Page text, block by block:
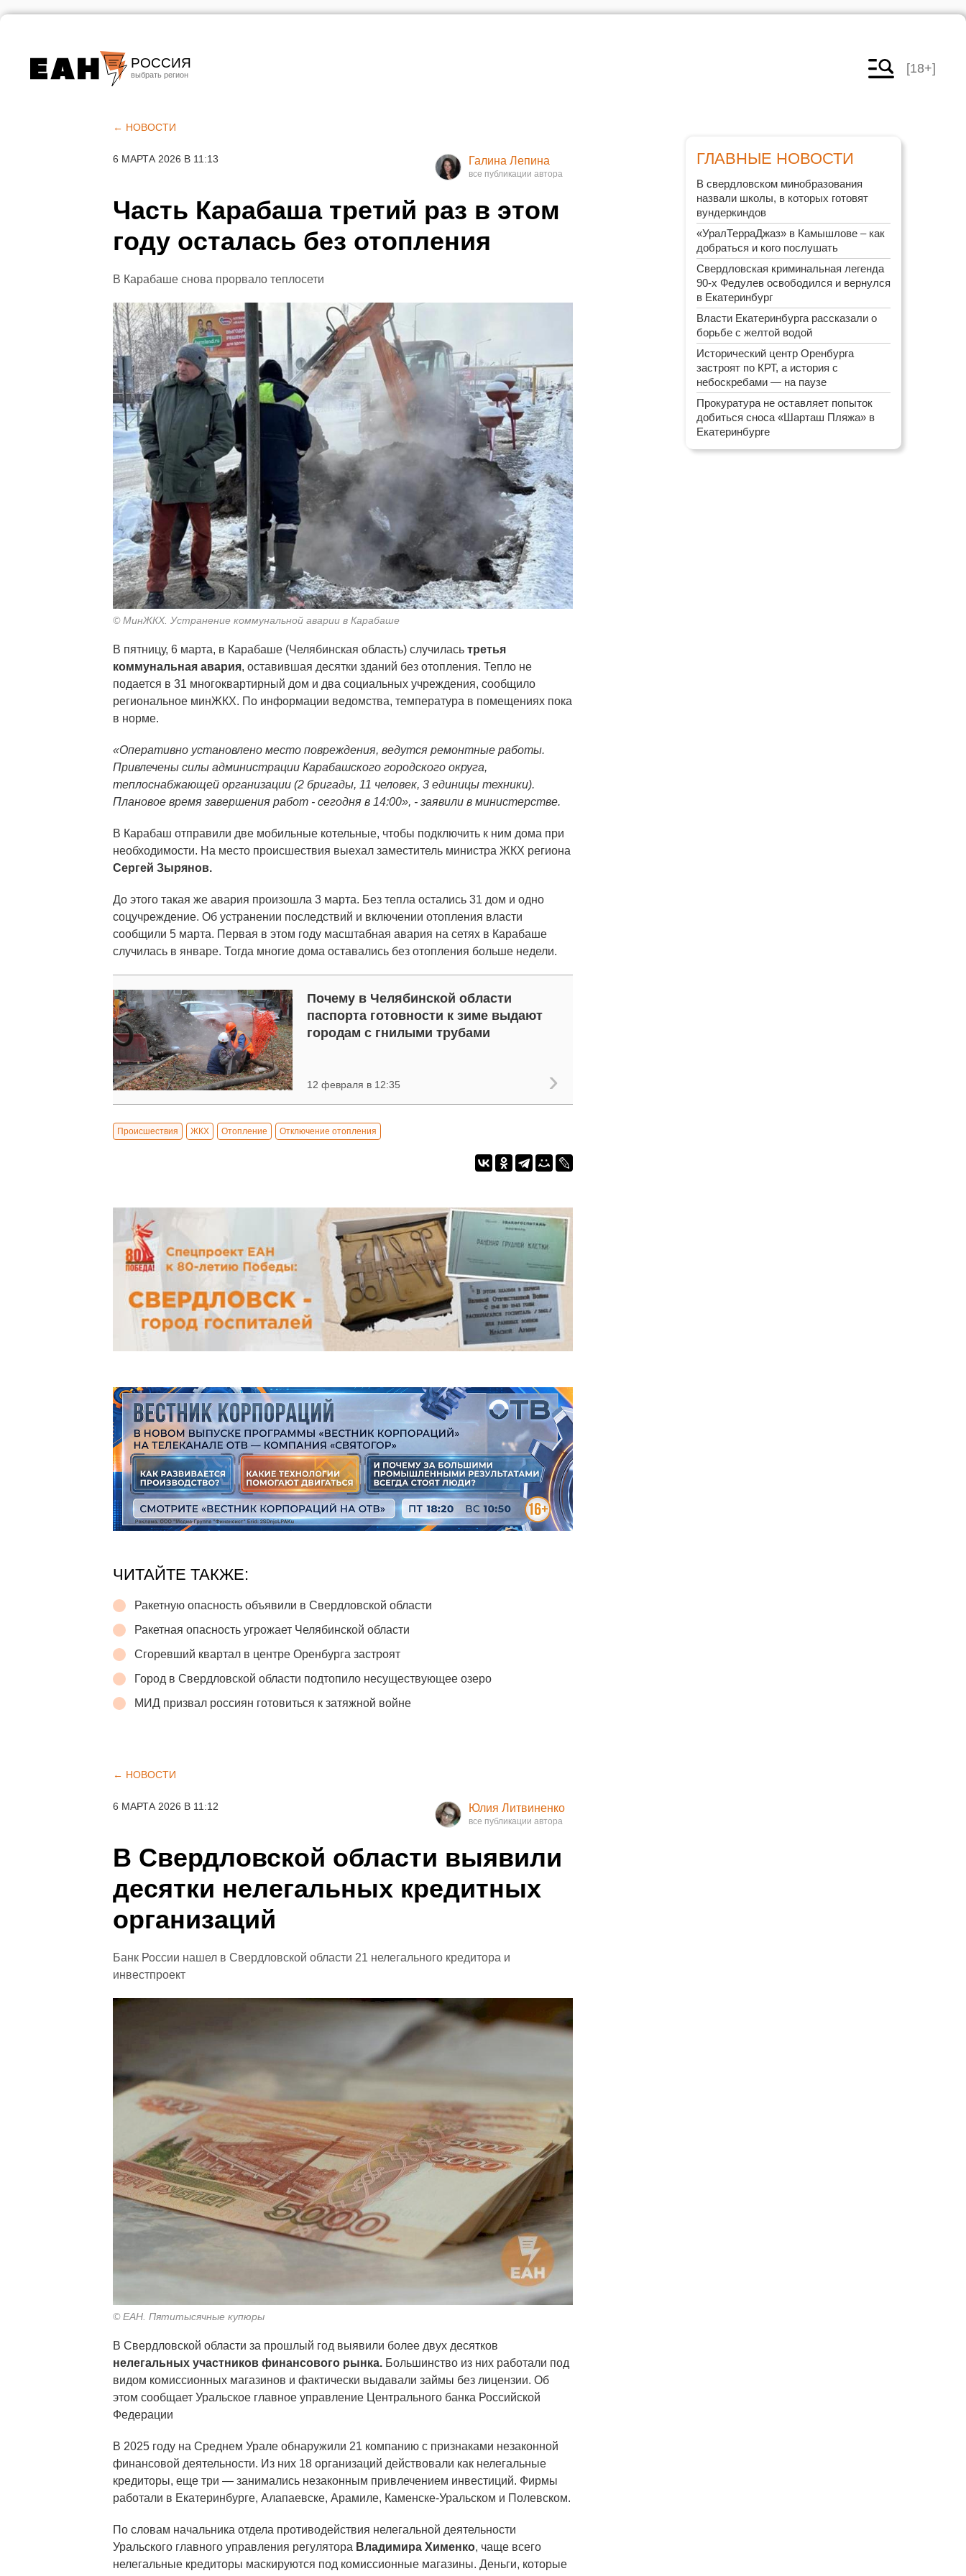
РОССИЯ
Челябинск
[18+]
← НОВОСТИ
6 МАРТА 2026 В 11:13 Галина Лепина
Часть Карабаша третий раз в этом
году осталась без отопления
В Карабаше снова прорвало теплосети
© МинЖКХ. Устранение коммунальной аварии в Карабаше
В пятницу, 6 марта, в Карабаше (Челябинская область) случилась третья
коммунальная авария, оставившая десятки зданий без отопления. Тепло не
подается в 31 многоквартирный дом и два социальных учреждения, сообщило
региональное минЖКХ. По информации ведомства, температура в помещениях пока
в норме.
«Оперативно установлено место повреждения, ведутся ремонтные работы.
Привлечены силы администрации Карабашского городского округа,
теплоснабжающей организации (2 бригады, 11 человек, 3 единицы техники).
Плановое время завершения работ - сегодня в 14:00», - заявили в министерстве.
В Карабаш отправили две мобильные котельные, чтобы подключить к ним дома при
необходимости. На место происшествия выехал заместитель министра ЖКХ региона
Сергей Зырянов.
До этого такая же авария произошла 3 марта. Без тепла остались 31 дом и одно
соцучреждение. Об устранении последствий и включении отопления власти
сообщили 5 марта. Первая в этом году масштабная авария на сетях в Карабаше
случилась в январе. Тогда многие дома оставались без отопления больше недели.
Почему в Челябинской области
паспорта готовности к зиме выдают
городам с гнилыми трубами
12 февраля в 12:35
Происшествия ЖКХ Отопление Отключение отопления
ЧИТАЙТЕ ТАКЖЕ:
Ракетную опасность объявили в Свердловской области
Ракетная опасность угрожает Челябинской области
Сгоревший квартал в центре Оренбурга застроят
Город в Свердловской области подтопило несуществующее озеро
МИД призвал россиян готовиться к затяжной войне
← НОВОСТИ
6 МАРТА 2026 В 11:12 Юлия Литвиненко
В Свердловской области выявили
десятки нелегальных кредитных
организаций
Банк России нашел в Свердловской области 21 нелегального кредитора и
инвестпроект
© ЕАН. Пятитысячные купюры
В Свердловской области за прошлый год выявили более двух десятков
нелегальных участников финансового рынка. Большинство из них работали под
видом комиссионных магазинов и фактически выдавали займы без лицензии. Об
этом сообщает Уральское главное управление Центрального банка Российской
Федерации
В 2025 году на Среднем Урале обнаружили 21 компанию с признаками незаконной
финансовой деятельности. Из них 18 организаций действовали как нелегальные
кредиторы, еще три — занимались незаконным привлечением инвестиций. Фирмы
работали в Екатеринбурге, Алапаевске, Арамиле, Каменске-Уральском и Полевском.
По словам начальника отдела противодействия нелегальной деятельности
Уральского главного управления регулятора Владимира Хименко, чаще всего
нелегальные кредиторы маскируются под комиссионные магазины. Деньги, которые
ГЛАВНЫЕ НОВОСТИ
В свердловском минобразования
назвали школы, в которых готовят
вундеркиндов
«УралТерраДжаз» в Камышлове – как
добраться и кого послушать
Свердловская криминальная легенда
90-х Федулев освободился и вернулся
в Екатеринбург
Власти Екатеринбурга рассказали о
борьбе с желтой водой
Исторический центр Оренбурга
застроят по КРТ, а история с
небоскребами — на паузе
Прокуратура не оставляет попыток
добиться сноса «Шарташ Пляжа» в
Екатеринбурге